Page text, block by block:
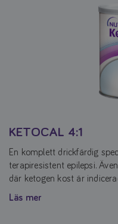
KETOCAL 4:1
En komplett drickfärdig
terapiresistent epilepsi.
där ketogen kost är
Läs mer